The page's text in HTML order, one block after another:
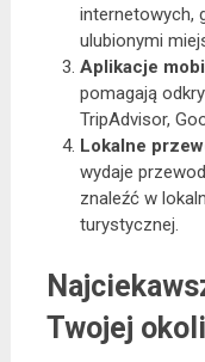
internetowych,
ulubionymi
Aplikacje
pomagają
TripAdvisor,
Lokalne
wydaje
znaleźć w
turystycznej.
Twojej